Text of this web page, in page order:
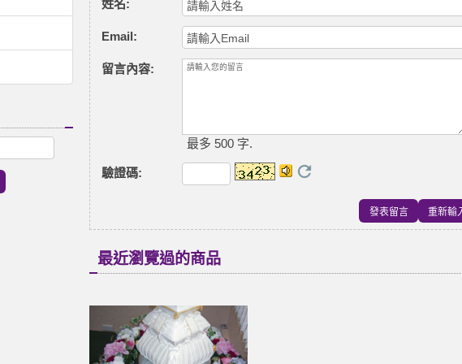
姓名:
Email:
留言內容:
最多 500 字.
驗證碼:
最近瀏覽過的商品